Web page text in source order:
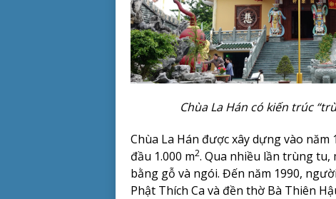
Chùa La Hán có kiến trúc
Chùa La Hán được xây dựng vào
đầu 1.000 m2. Qua nhiều lần trùng tu,
bằng gỗ và ngói. Đến năm 1990,
Phật Thích Ca và đền thờ Bà Thiên